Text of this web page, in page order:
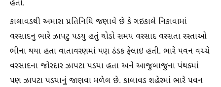
હતો.
કાલાવડથી અમારા પ્રતિનિધિ જણાવે છે કે ગઇકાલે નિકાવામાં
વરસાદનુ ભારે ઝાપટુ પડયુ હતું થોડો સમય વરસાદ વરસતા રસ્તાઓ
ભીના થયા હતા વાતાવરણમાં પણ ઠંડક ફેલાઇ હતી. ભારે પવન વચ્ચે
વરસાદના જોરદાર ઝાપટા પડયા હતા અને આજુબાજુના પંથકમાં
પણ ઝાપટા પડયાનું જાણવા મળેલ છે. કાલાવડ શહેરમાં ભારે પવન